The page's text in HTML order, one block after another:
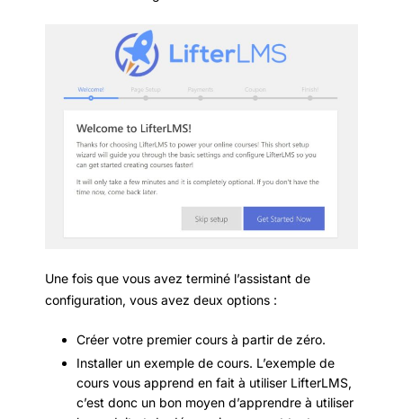
Une fois que vous avez terminé l’assistant de
configuration, vous avez deux options :
Créer votre premier cours à partir de zéro.
Installer un exemple de cours. L’exemple de
cours vous apprend en fait à utiliser LifterLMS,
c’est donc un bon moyen d’apprendre à utiliser